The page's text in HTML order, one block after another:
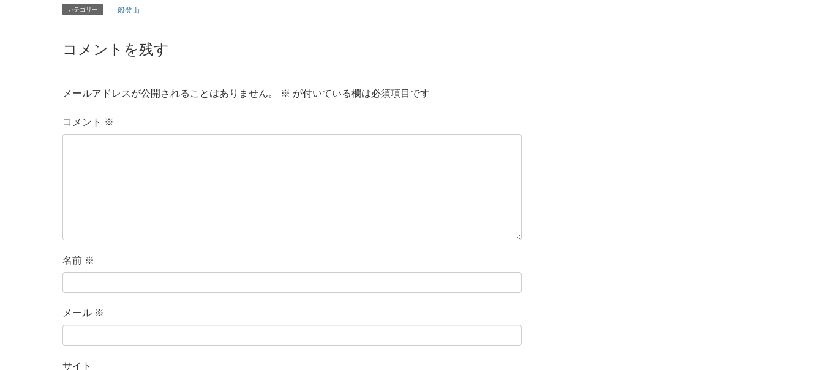
カテゴリー 一般登山
コメントを残す
メールアドレスが公開されることはありません。 ※ が付いている欄は必須項目です
コメント ※
名前 ※
メール ※
サイト